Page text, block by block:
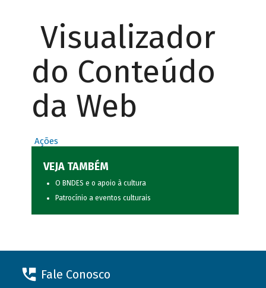
Visualizador
do Conteúdo
da Web
Ações
VEJA TAMBÉM
O BNDES e o apoio à cultura
Patrocínio a eventos culturais
Fale Conosco